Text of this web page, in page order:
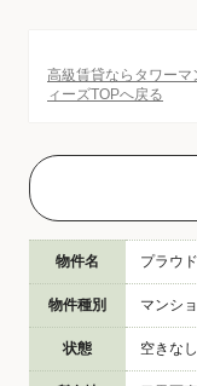
高級賃貸ならタワー
ィーズTOPへ戻る
物件名 プラウ
物件種別 マンシ
状態 空きなし